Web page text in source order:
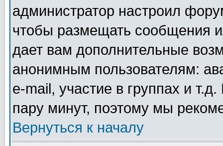
администратор настроил
чтобы размещать сообщения
дает вам дополнительные
анонимным пользователям:
e-mail, участие в группах и
пару минут, поэтому мы
Вернуться к началу